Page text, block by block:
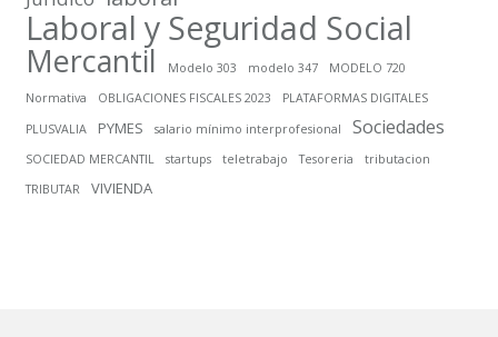
Laboral y Seguridad Social
Mercantil Modelo 303 modelo 347
MODELO 720
Normativa
OBLIGACIONES FISCALES 2023
PLATAFORMAS DIGITALES
PLUSVALIA
PYMES salario mínimo interprofesional Sociedades
SOCIEDAD MERCANTIL startups teletrabajo Tesoreria
tributacion
TRIBUTAR
VIVIENDA